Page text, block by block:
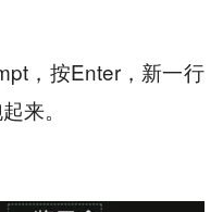
，按Enter，新一行
来。